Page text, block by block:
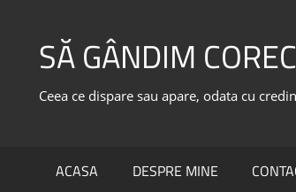
contentSĂ GÂNDIM
Ceea ce dispare sau apare, odata cu
ACASA DESPRE MINE